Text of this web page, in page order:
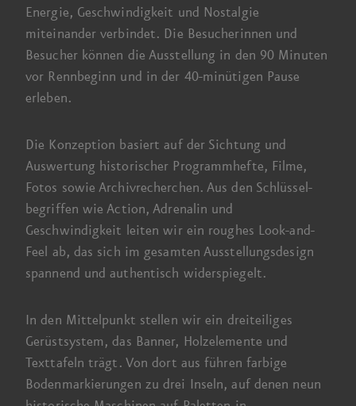
Energie, Geschwindigkeit und Nostalgie
miteinander verbindet. Die Besucherinnen und
Besucher können die Ausstellung in den 90 Minuten
vor Renn­beginn und in der 40-minütigen Pause
erleben.
Die Konzeption basiert auf der Sichtung und
Auswertung historischer Programm­hefte, Filme,
Fotos sowie Archivrecherchen. Aus den Schlüssel­
begriffen wie Action, Adrenalin und
Geschwindigkeit leiten wir ein roughes Look-and-
Feel ab, das sich im gesamten Ausstellungs­design
spannend und authentisch widerspiegelt.
In den Mittelpunkt stellen wir ein drei­teiliges
Gerüst­system, das Banner, Holz­elemente und
Texttafeln trägt. Von dort aus führen farbige
Boden­markierungen zu drei Inseln, auf denen neun